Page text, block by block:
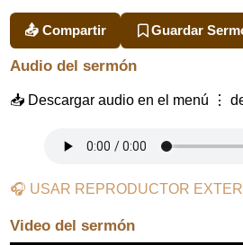
📤 Compartir Guardar
Audio del sermón
📥 Descargar audio en el menú ⋮
🎧 USAR REPRODUCTOR
Video del sermón